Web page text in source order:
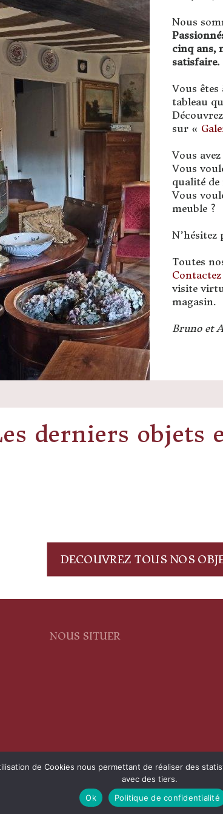
Nous
cinq ans,
satisfaire.
Vous êtes
tableau
sur «
Vous
Vous
qualité de
Vous
meuble ?
N’hésitez
Toutes
visite
magasin.
Bruno et
derniers objets
DECOUVREZ TOUS NOS
NOUS SITUER
Mentions légales|Une réalisation
de Cookies nous permettant de réaliser des
avec des tiers.
Ok
Politique de confidentialité